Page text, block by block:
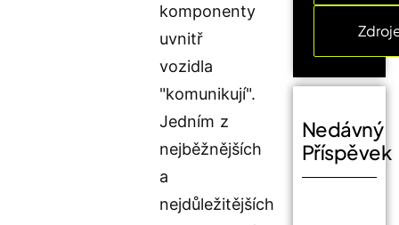
komponenty
uvnitř
vozidla
"komunikují".
Jedním z
nejběžnějších
a
nejdůležitějších
Nedávný
Příspěvek